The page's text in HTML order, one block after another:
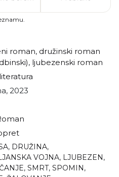
roman, družinski roman
, ljubezenski roman
2023
, DRUŽINA,
VOJNA, LJUBEZEN,
, SMRT, SPOMIN,